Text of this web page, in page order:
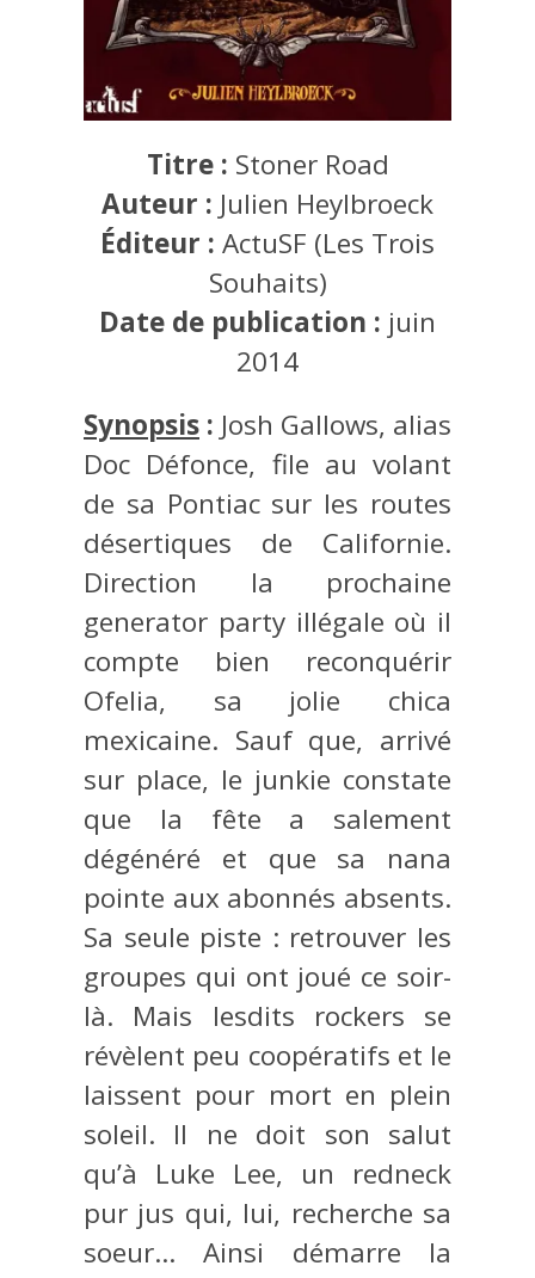
Titre : Stoner Road
Auteur : Julien Heylbroeck
Éditeur : ActuSF (Les Trois
Souhaits)
Date de publication : juin
2014
Synopsis : Josh Gallows, alias
Doc Défonce, file au volant
de sa Pontiac sur les routes
désertiques de Californie.
Direction la prochaine
generator party illégale où il
compte bien reconquérir
Ofelia, sa jolie chica
mexicaine. Sauf que, arrivé
sur place, le junkie constate
que la fête a salement
dégénéré et que sa nana
pointe aux abonnés absents.
Sa seule piste : retrouver les
groupes qui ont joué ce soir-
là. Mais lesdits rockers se
révèlent peu coopératifs et le
laissent pour mort en plein
soleil. Il ne doit son salut
qu’à Luke Lee, un redneck
pur jus qui, lui, recherche sa
soeur… Ainsi démarre la